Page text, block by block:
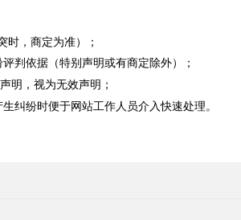
时，商定为准）；
判依据（特别声明或有商定除外）；
明，视为无效声明；
纠纷时便于网站工作人员介入快速处理。